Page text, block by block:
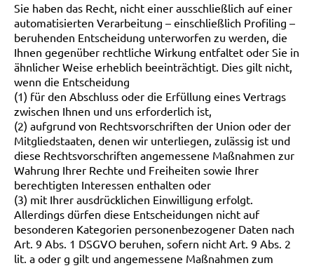
Sie haben das Recht, nicht einer ausschließlich auf einer
automatisierten Verarbeitung – einschließlich Profiling –
beruhenden Entscheidung unterworfen zu werden, die
Ihnen gegenüber rechtliche Wirkung entfaltet oder Sie in
ähnlicher Weise erheblich beeinträchtigt. Dies gilt nicht,
wenn die Entscheidung
(1) für den Abschluss oder die Erfüllung eines Vertrags
zwischen Ihnen und uns erforderlich ist,
(2) aufgrund von Rechtsvorschriften der Union oder der
Mitgliedstaaten, denen wir unterliegen, zulässig ist und
diese Rechtsvorschriften angemessene Maßnahmen zur
Wahrung Ihrer Rechte und Freiheiten sowie Ihrer
berechtigten Interessen enthalten oder
(3) mit Ihrer ausdrücklichen Einwilligung erfolgt.
Allerdings dürfen diese Entscheidungen nicht auf
besonderen Kategorien personenbezogener Daten nach
Art. 9 Abs. 1 DSGVO beruhen, sofern nicht Art. 9 Abs. 2
lit. a oder g gilt und angemessene Maßnahmen zum